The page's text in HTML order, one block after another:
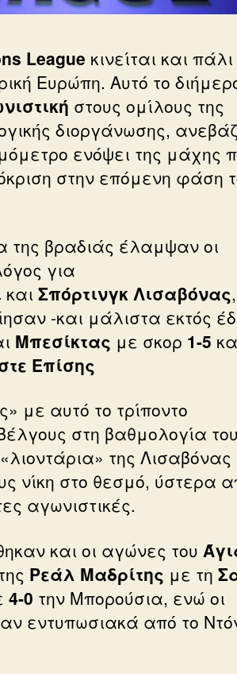
League κινείται και
Ευρώπη. Αυτό το
στους ομίλους της
διοργάνωσης,
ενόψει της μάχης
στην επόμενη φάση
της βραδιάς έλαμψαν οι
για
και Σπόρτινγκ Λισαβόνας
-και μάλιστα εκτός
Μπεσίκτας με σκορ 1-5
Επίσης
με αυτό το τρίποντο
στη βαθμολογία
της Λισαβόνας
νίκη στο θεσμό, ύστερα
αγωνιστικές.
και οι αγώνες του
Ρεάλ Μαδρίτης με τη
4-0 την Μπορούσια, ενώ οι
εντυπωσιακά από το